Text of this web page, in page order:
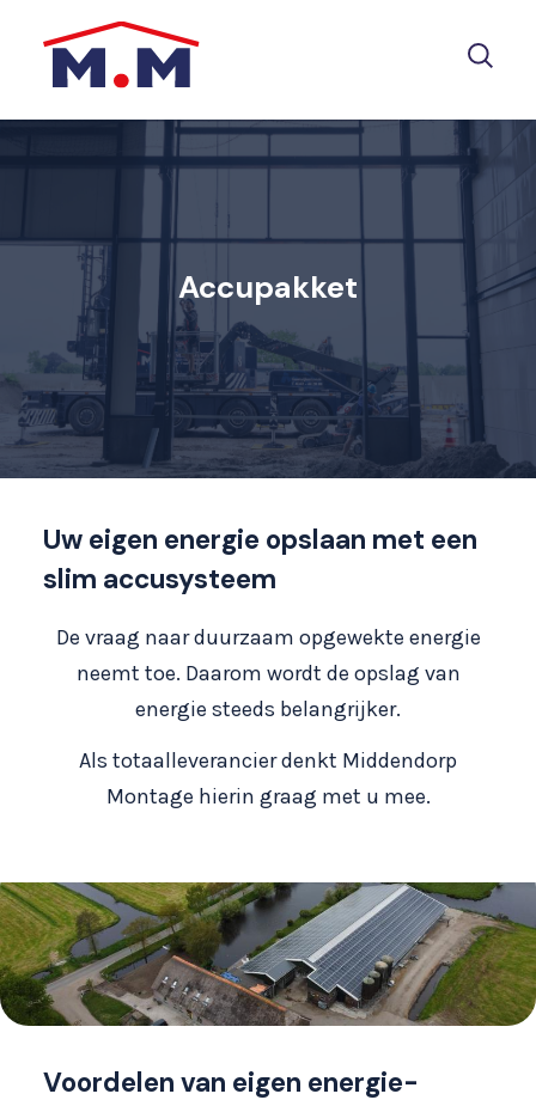
Accupakket
Uw eigen energie opslaan met een
slim accusysteem
De vraag naar duurzaam opgewekte energie
neemt toe. Daarom wordt de opslag van
energie steeds belangrijker.
Als totaalleverancier denkt Middendorp
Montage hierin graag met u mee.
Voordelen van eigen energie-